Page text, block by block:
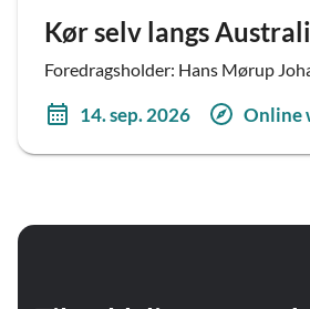
Kør selv langs
Foredragsholder: Hans Mørup
14. sep. 2026 Online